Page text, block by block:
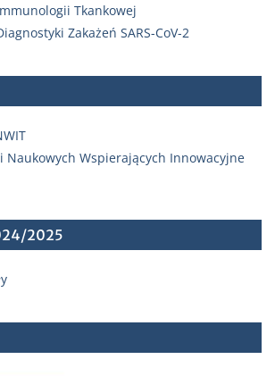
Tkankowej
Zakażeń SARS-CoV-2
Naukowych Wspierających Innowacyjne
2025